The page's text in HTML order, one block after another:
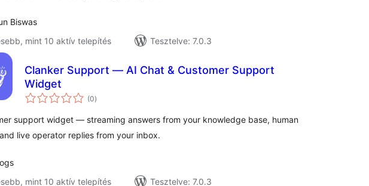
Biswas
mint 10 aktív telepítés
Tesztelve: 7.0.3
Clanker Support — AI Chat & Customer Support
Widget
(0értékelés
összesen
)
support widget — streaming answers from your knowledge base, human
live operator replies from your inbox.
mint 10 aktív telepítés
Tesztelve: 7.0.3